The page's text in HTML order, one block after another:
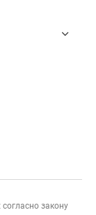
закону